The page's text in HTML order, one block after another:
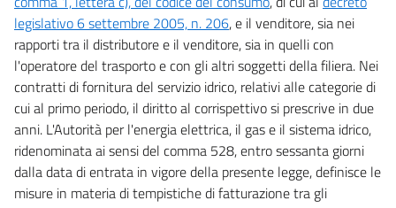
legislativo 6 settembre 2005, n. 206, e il venditore, sia nei
rapporti tra il distributore e il venditore, sia in quelli con
l'operatore del trasporto e con gli altri soggetti della filiera. Nei
contratti di fornitura del servizio idrico, relativi alle categorie di
cui al primo periodo, il diritto al corrispettivo si prescrive in due
anni. L'Autorità per l'energia elettrica, il gas e il sistema idrico,
ridenominata ai sensi del comma 528, entro sessanta giorni
dalla data di entrata in vigore della presente legge, definisce le
misure in materia di tempistiche di fatturazione tra gli